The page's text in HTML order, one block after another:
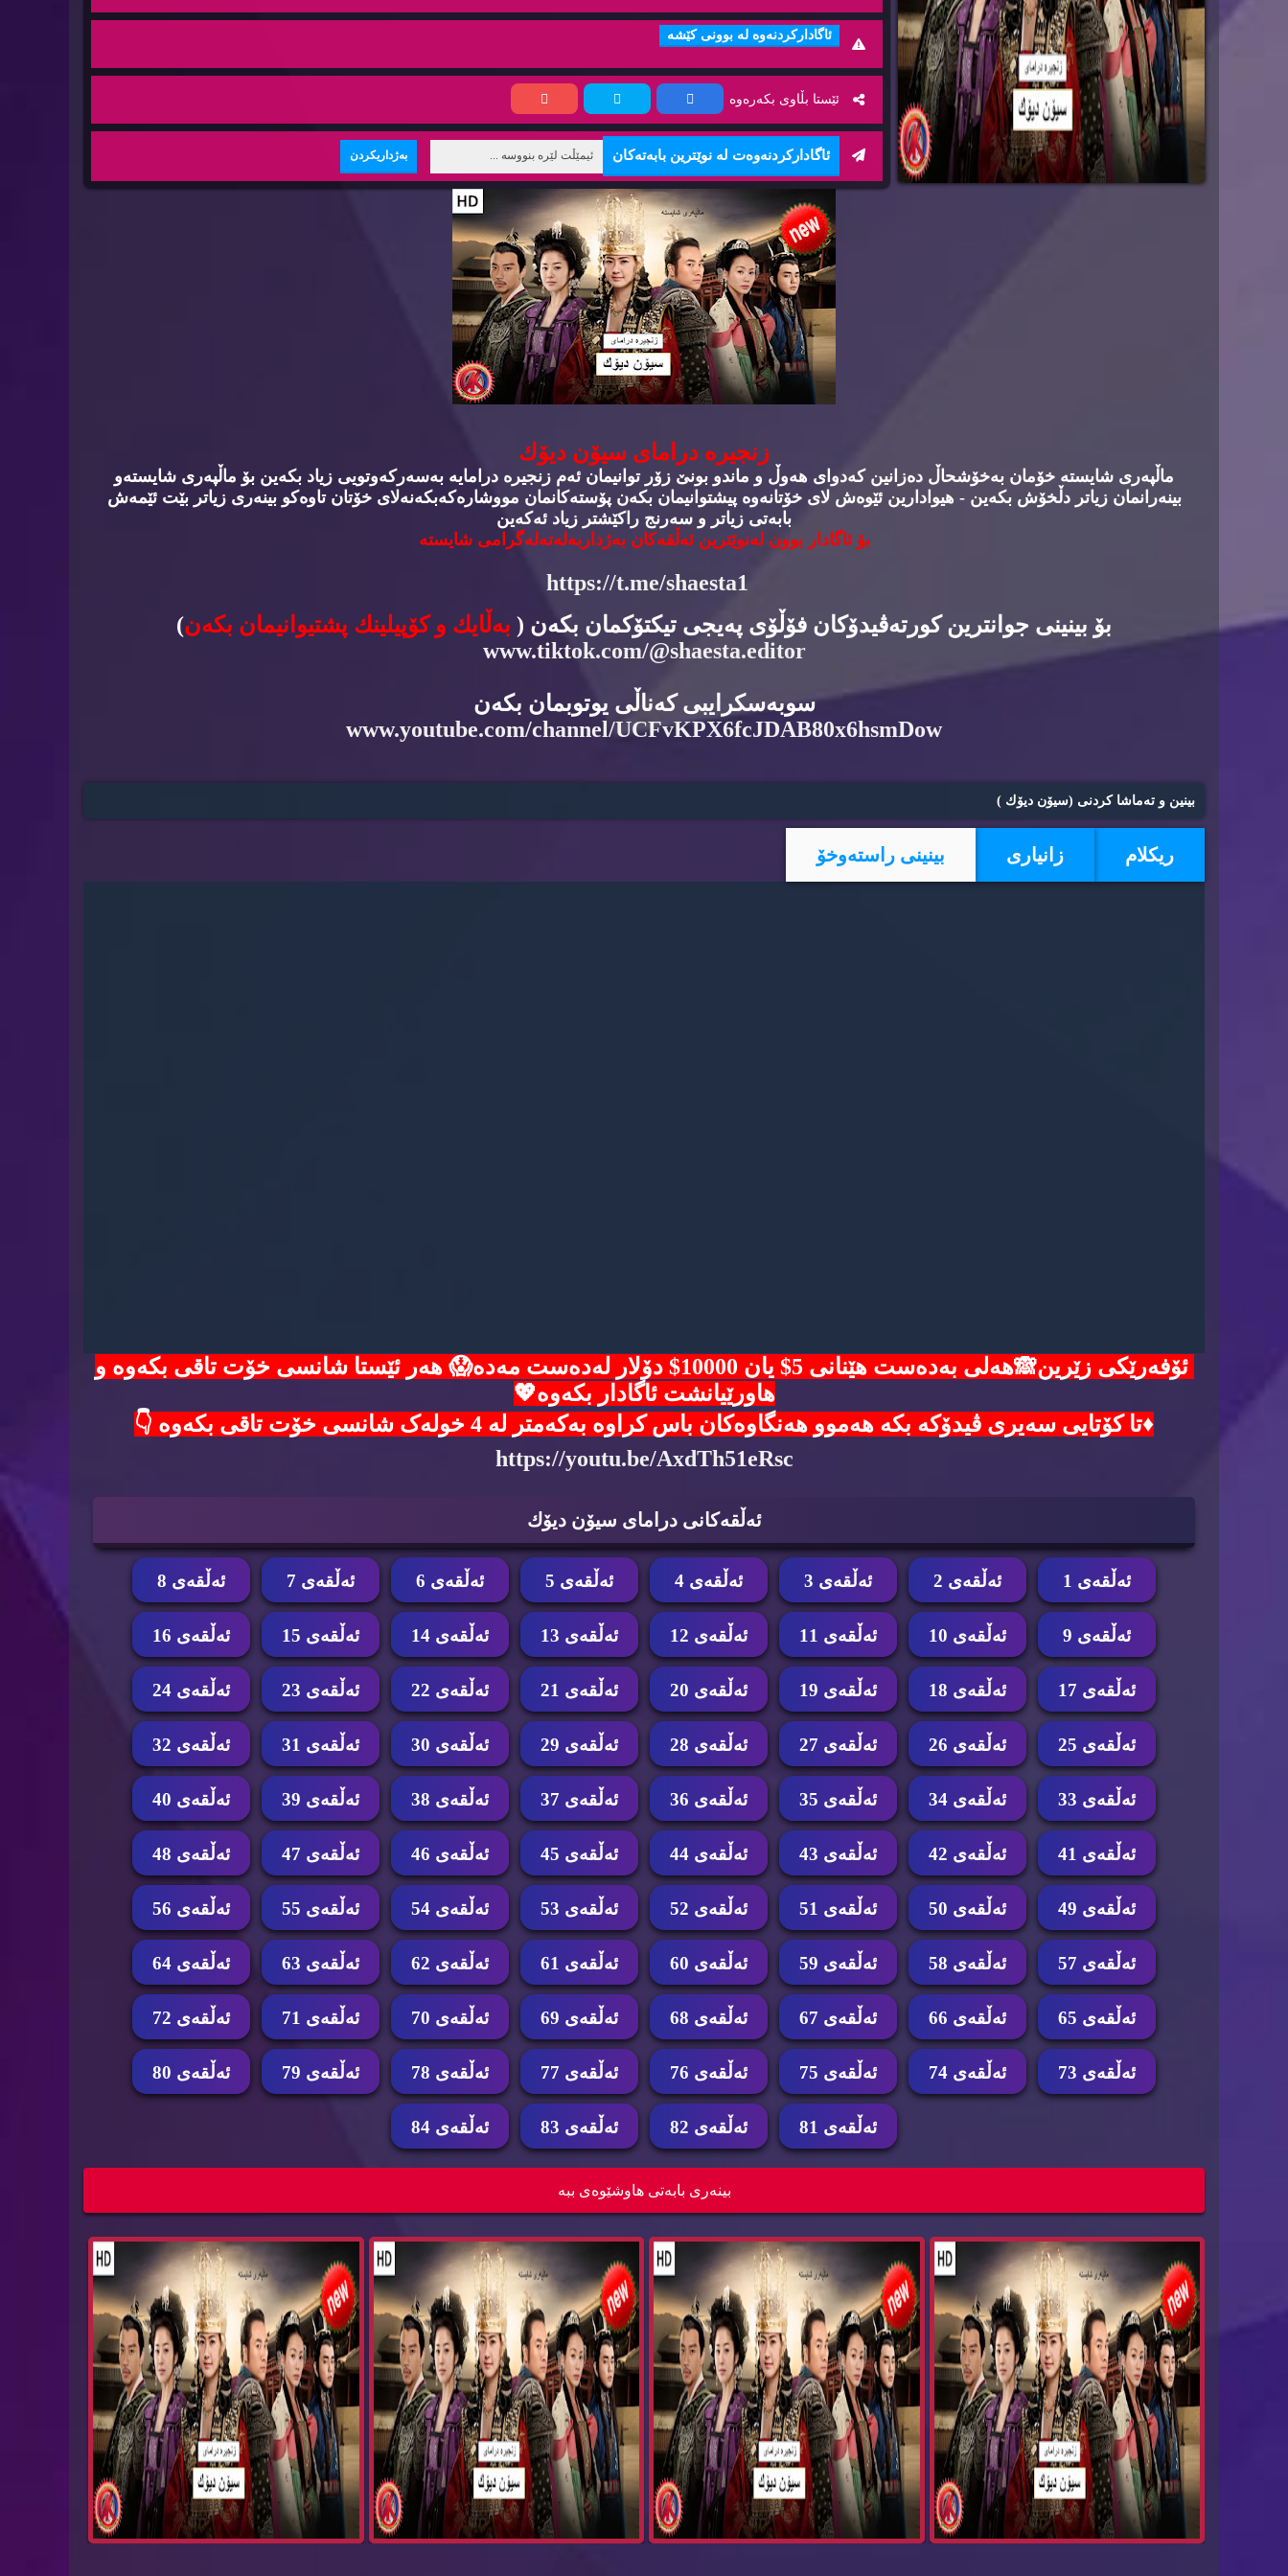
ئاگاداركردنه‌وه‌ له‌ بوونی كێشه‌
ئێستا بڵاوی بكه‌ره‌وه‌
ئاگاداركردنه‌وه‌ت له‌ نوێترین بابه‌ته‌كان
زنجیره‌ درامای سیۆن دیۆك
ماڵپه‌ری شایسته‌ خۆمان به‌خۆشحاڵ ده‌زانین كه‌دوای هه‌وڵ و ماندو بونێ زۆر توانیمان ئه‌م زنجیره‌ درامایه‌ به‌سه‌ركه‌وتویی زیاد بكه‌ین بۆ ماڵپه‌ری شایسته‌و
بینه‌رانمان زیاتر دڵخۆش بكه‌ین - هیوادارین ئێوه‌ش لای خۆتانه‌وه‌ پیشتوانیمان بكه‌ن پۆسته‌كانمان مووشاره‌كه‌بكه‌نه‌لای خۆتان تاوه‌كو بینه‌ری زیاتر بێت ئێمه‌ش
بابه‌تی زیاتر و سه‌رنج راكێشتر زیاد ئه‌كه‌ین
بۆ ئاگادار بوون له‌نوێترین ئه‌ڵقه‌كان به‌ژداربه‌له‌ته‌له‌گرامی شایسته‌
https://t.me/shaesta1
بۆ بینینی جوانترین كورته‌ڤیدۆكان فۆڵۆی په‌یجی تیكتۆكمان بكه‌ن ( به‌ڵایك و كۆپیلینك پشتیوانیمان بكه‌ن)
www.tiktok.com/@shaesta.editor
سوبه‌سكرایبی كه‌ناڵی یوتوبمان بكه‌ن
www.youtube.com/channel/UCFvKPX6fcJDAB80x6hsmDow
بینین و ته‌ماشا كردنی (سیۆن دیۆك )
ریكلام زانیاری بینینی راسته‌وخۆ
ئۆفەرێکی زێرین🙈هەلی بەدەست هێنانی 5$ یان 10000$ دۆلار لەدەست مەدە😱 هەر ئێستا شانسی خۆت تاقی بکەوە و
هاورێیانشت ئاگادار بکەوە💖
♦️تا کۆتایی سەیری ڤیدۆکە بکە هەموو هەنگاوەکان باس کراوە بەکەمتر لە 4 خولەک شانسی خۆت تاقی بکەوە 👇
https://youtu.be/AxdTh51eRsc
ئه‌ڵقه‌كانی درامای سیۆن دیۆك
ئه‌ڵقه‌ی 1 ئه‌ڵقه‌ی 2 ئه‌ڵقه‌ی 3 ئه‌ڵقه‌ی 4 ئه‌ڵقه‌ی 5 ئه‌ڵقه‌ی 6 ئه‌ڵقه‌ی 7 ئه‌ڵقه‌ی 8
ئه‌ڵقه‌ی 9 ئه‌ڵقه‌ی 10 ئه‌ڵقه‌ی 11 ئه‌ڵقه‌ی 12 ئه‌ڵقه‌ی 13 ئه‌ڵقه‌ی 14 ئه‌ڵقه‌ی 15 ئه‌ڵقه‌ی 16
ئه‌ڵقه‌ی 17 ئه‌ڵقه‌ی 18 ئه‌ڵقه‌ی 19 ئه‌ڵقه‌ی 20 ئه‌ڵقه‌ی 21 ئه‌ڵقه‌ی 22 ئه‌ڵقه‌ی 23 ئه‌ڵقه‌ی 24
ئه‌ڵقه‌ی 25 ئه‌ڵقه‌ی 26 ئه‌ڵقه‌ی 27 ئه‌ڵقه‌ی 28 ئه‌ڵقه‌ی 29 ئه‌ڵقه‌ی 30 ئه‌ڵقه‌ی 31 ئه‌ڵقه‌ی 32
ئه‌ڵقه‌ی 33 ئه‌ڵقه‌ی 34 ئه‌ڵقه‌ی 35 ئه‌ڵقه‌ی 36 ئه‌ڵقه‌ی 37 ئه‌ڵقه‌ی 38 ئه‌ڵقه‌ی 39 ئه‌ڵقه‌ی 40
ئه‌ڵقه‌ی 41 ئه‌ڵقه‌ی 42 ئه‌ڵقه‌ی 43 ئه‌ڵقه‌ی 44 ئه‌ڵقه‌ی 45 ئه‌ڵقه‌ی 46 ئه‌ڵقه‌ی 47 ئه‌ڵقه‌ی 48
ئه‌ڵقه‌ی 49 ئه‌ڵقه‌ی 50 ئه‌ڵقه‌ی 51 ئه‌ڵقه‌ی 52 ئه‌ڵقه‌ی 53 ئه‌ڵقه‌ی 54 ئه‌ڵقه‌ی 55 ئه‌ڵقه‌ی 56
ئه‌ڵقه‌ی 57 ئه‌ڵقه‌ی 58 ئه‌ڵقه‌ی 59 ئه‌ڵقه‌ی 60 ئه‌ڵقه‌ی 61 ئه‌ڵقه‌ی 62 ئه‌ڵقه‌ی 63 ئه‌ڵقه‌ی 64
ئه‌ڵقه‌ی 65 ئه‌ڵقه‌ی 66 ئه‌ڵقه‌ی 67 ئه‌ڵقه‌ی 68 ئه‌ڵقه‌ی 69 ئه‌ڵقه‌ی 70 ئه‌ڵقه‌ی 71 ئه‌ڵقه‌ی 72
ئه‌ڵقه‌ی 73 ئه‌ڵقه‌ی 74 ئه‌ڵقه‌ی 75 ئه‌ڵقه‌ی 76 ئه‌ڵقه‌ی 77 ئه‌ڵقه‌ی 78 ئه‌ڵقه‌ی 79 ئه‌ڵقه‌ی 80
ئه‌ڵقه‌ی 81 ئه‌ڵقه‌ی 82 ئه‌ڵقه‌ی 83 ئه‌ڵقه‌ی 84
بینه‌ری بابه‌تی هاوشێوه‌ی ببه‌
زنجیره‌ درامای سیۆن دیۆك بیدام ئه‌ڵقه‌ی 74
زنجیره‌ درامای سیۆن دیۆك بیدام ئه‌ڵقه‌ی 73
زنجیره‌ درامای سیۆن دیۆك بیدام ئه‌ڵقه‌ی 84
زنجیره‌ درامای سیۆن دیۆك بیدام ئه‌ڵقه‌ی 83